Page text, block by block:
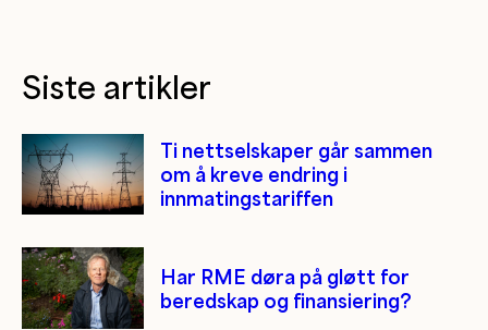
Siste artikler
Ti nettselskaper går sammen
om å kreve endring i
innmatingstariffen
Har RME døra på gløtt for
beredskap og finansiering?